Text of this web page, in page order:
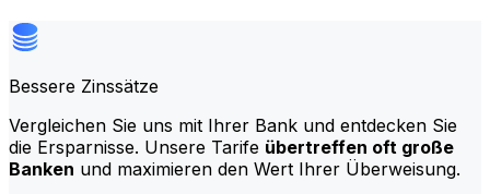
Bessere Zinssätze
Vergleichen Sie uns mit Ihrer Bank und entdecken Sie
die Ersparnisse. Unsere Tarife übertreffen oft große
Banken und maximieren den Wert Ihrer Überweisung.